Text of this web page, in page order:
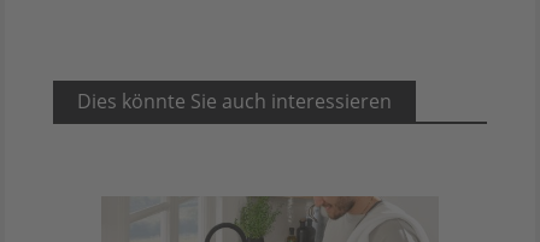
Dies könnte Sie auch interessieren